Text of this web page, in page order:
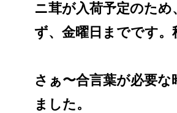
ニ茸が入荷予定のため
ず、金曜日までです。
さぁ〜合言葉が必要な
ました。